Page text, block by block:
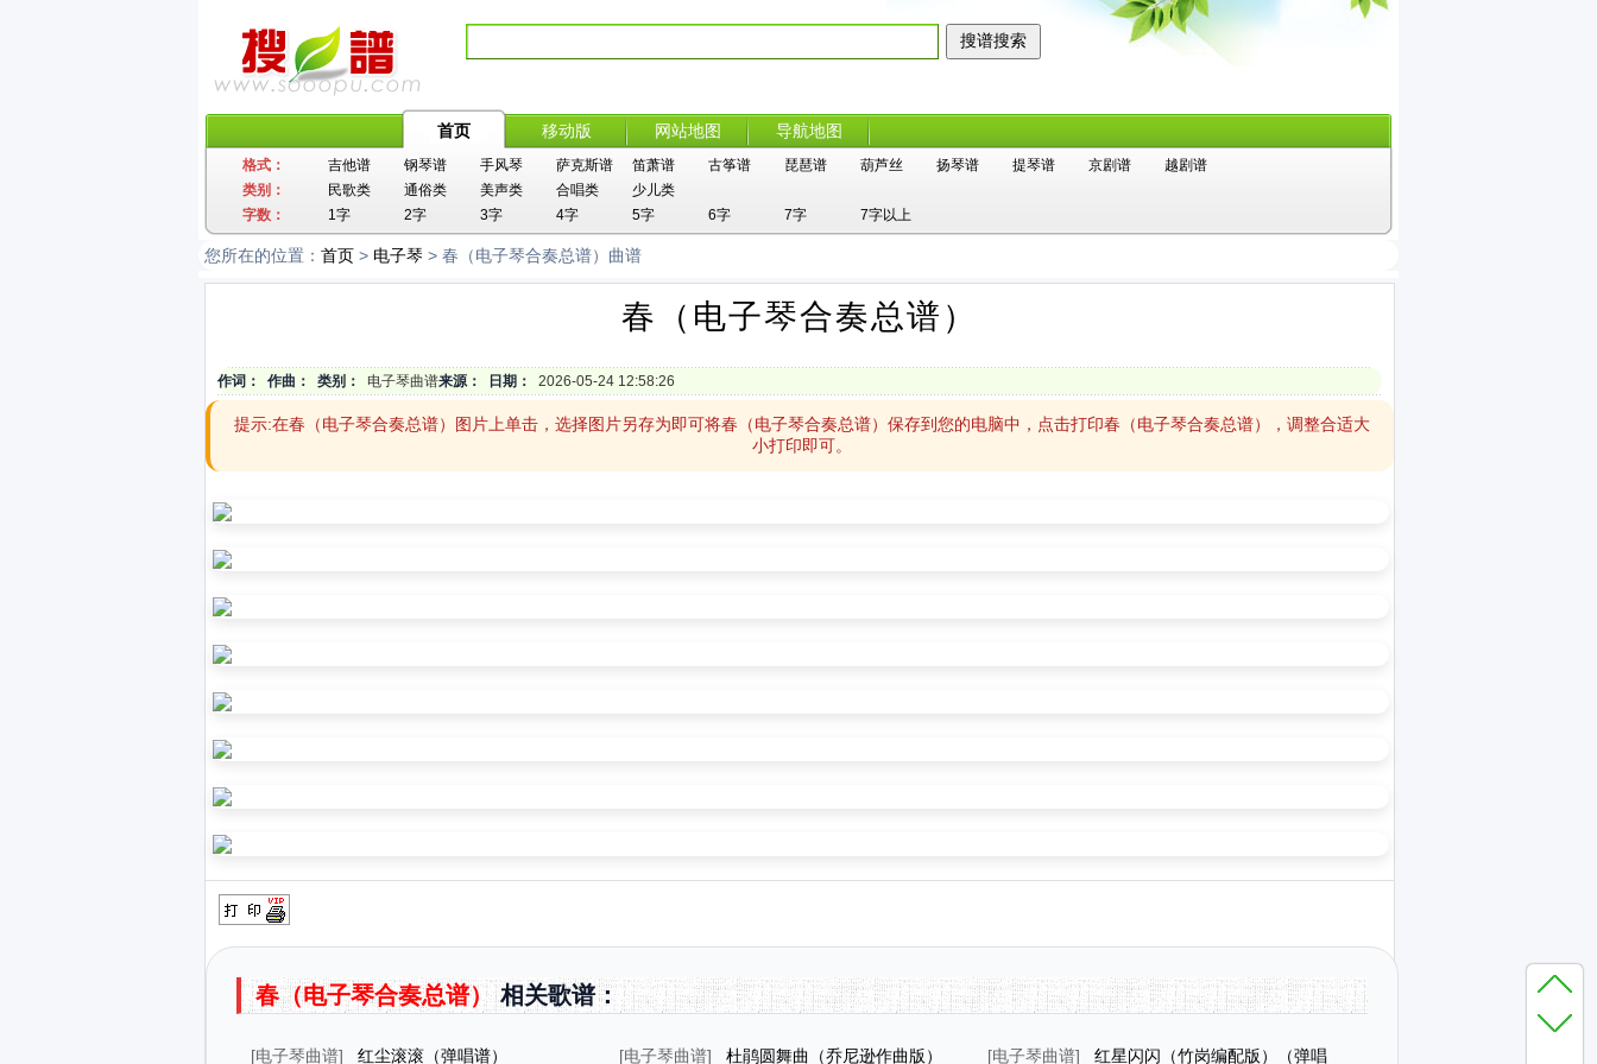
首页 移动版 网站地图 导航地图
格式： 吉他谱 钢琴谱 手风琴 萨克斯谱 笛萧谱 古筝谱 琵琶谱 葫芦丝 扬琴谱 提琴谱 京剧谱
越剧谱
类别：
民歌类 通俗类 美声类 合唱类
少儿类
字数：
1字 2字 3字 4字 5字 6字 7字 7字以上
您所在的位置： 首页 > 电子琴 > 春（电子琴合奏总谱）曲谱
春（电子琴合奏总谱）
作词： 作曲： 类别： 电子琴曲谱来源： 日期： 2026-05-24 12:58:26
提示:在春（电子琴合奏总谱）图片上单击，选择图片另存为即可将春（电子琴合奏总谱）保存到您的电脑中，点击打印春（电子琴合奏总谱），调整合适大
小打印即可。
春（电子琴合奏总谱）相关歌谱：
[电子琴曲谱] 红尘滚滚（弹唱谱） [电子琴曲谱] 杜鹃圆舞曲（乔尼逊作曲版） [电子琴曲谱] 红星闪闪（竹岗编配版）（弹唱